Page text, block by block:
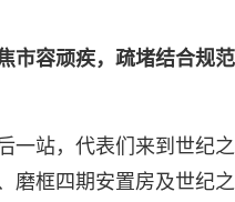
市容顽疾，疏堵结合规
一站，代表们来到世纪
磨框四期安置房及世纪